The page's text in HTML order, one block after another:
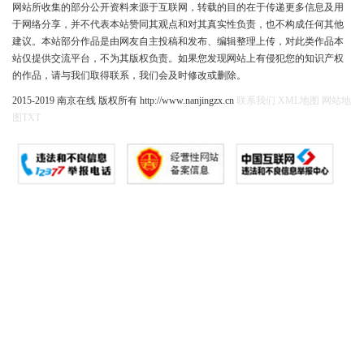
网站所收集的部分公开资料来源于互联网，转载的目的在于传递更多信息及用
于网络分享，并不代表本站赞同其观点和对其真实性负责，也不构成任何其他
建议。本站部分作品是由网友自主投稿和发布、编辑整理上传，对此类作品本
站仅提供交流平台，不为其版权负责。如果您发现网站上有侵犯您的知识产权
的作品，请与我们取得联系，我们会及时修改或删除。
2015-2019 南京在线 版权所有 http://www.nanjingzx.cn 联系我们 XML地图
网站地
图
TXT